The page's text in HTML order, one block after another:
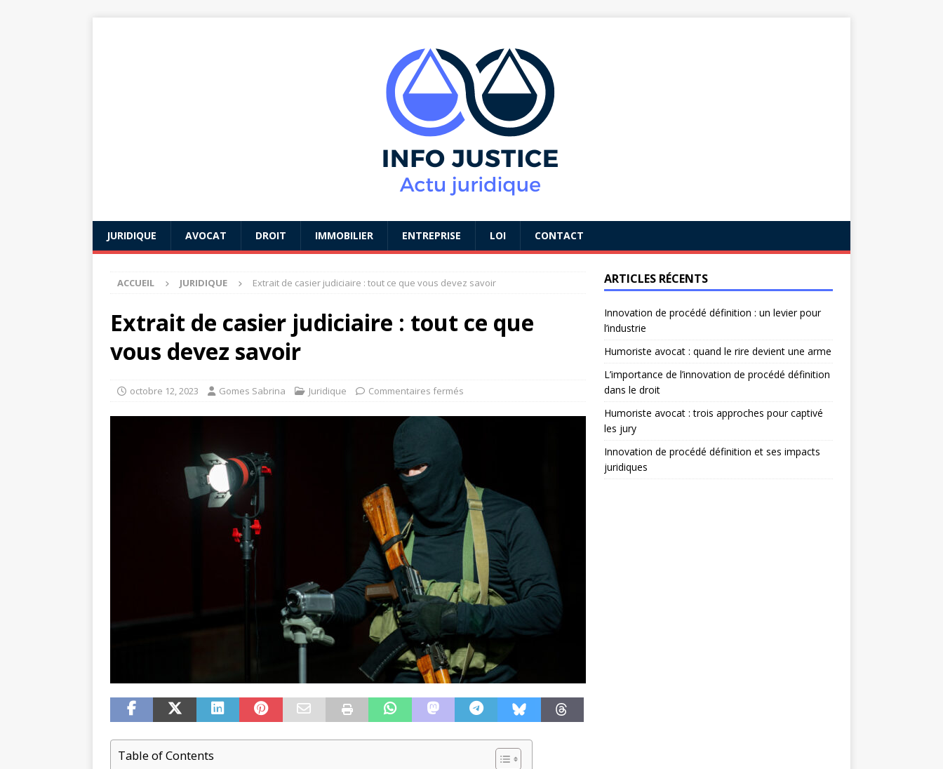
JURIDIQUE AVOCAT DROIT IMMOBILIER ENTREPRISE LOI CONTACT
ACCUEIL JURIDIQUE Extrait de casier judiciaire : tout ce que vous devez savoir
Extrait de casier judiciaire : tout ce que
vous devez savoir
octobre 12, 2023 Gomes Sabrina Juridique Commentaires fermés
Table of Contents
ARTICLES RÉCENTS
Innovation de procédé définition : un levier pour
l’industrie
Humoriste avocat : quand le rire devient une arme
L’importance de l’innovation de procédé définition
dans le droit
Humoriste avocat : trois approches pour captivé
les jury
Innovation de procédé définition et ses impacts
juridiques